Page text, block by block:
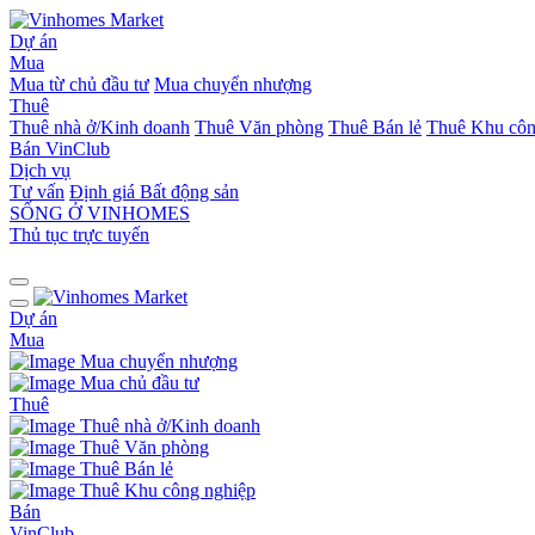
Dự án
Mua
Mua từ chủ đầu tư Mua chuyển nhượng
Thuê
Thuê nhà ở/Kinh doanh Thuê Văn phòng Thuê Bán lẻ Thuê Khu
Bán VinClub
Dịch vụ
Tư vấn Định giá Bất động sản
SỐNG Ở VINHOMES
Thủ tục trực tuyến
Dự án
Mua
Mua chuyển nhượng
Mua chủ đầu tư
Thuê
Thuê nhà ở/Kinh doanh
Thuê Văn phòng
Thuê Bán lẻ
Thuê Khu công nghiệp
Bán